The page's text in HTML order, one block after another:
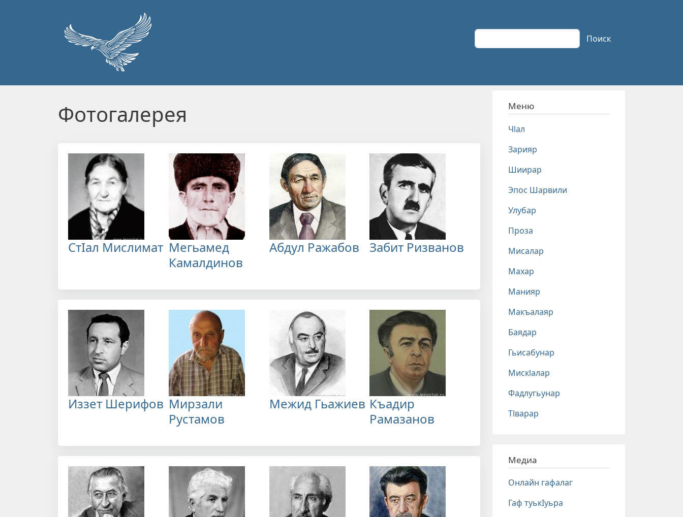
Поиск Поиск
Фотогалерея
СтIал Мислимат Мегьамед
Камалдинов
Абдул Ражабов Забит Ризванов
Иззет Шерифов Мирзали
Рустамов
Межид Гьажиев Къадир
Рамазанов
Меню
Чlал
Зарияр
Шиирар
Эпос Шарвили
Улубар
Проза
Мисалар
Махар
Манияр
Макъалаяр
Баядар
Гьисабунар
Мискlалар
Фадлугьунар
Тlварар
Медиа
Онлайн гафалаг
Гаф туькIуьра